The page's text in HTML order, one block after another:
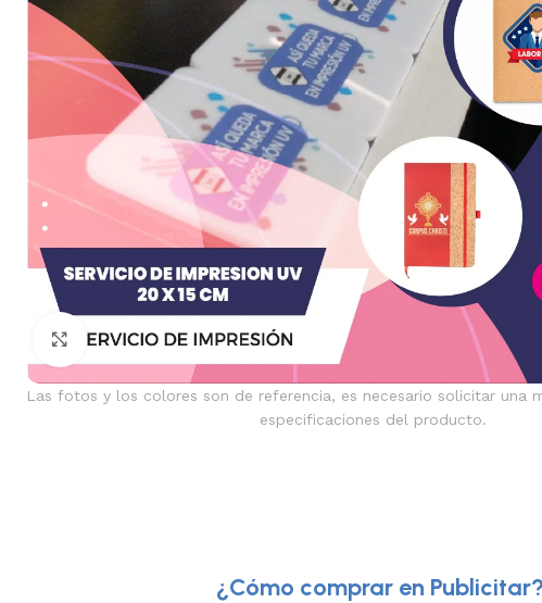
Clic para ampliar
Las fotos y los colores son de referencia, es necesario solicitar una
especificaciones del producto.
¿Cómo comprar en Publicitar?